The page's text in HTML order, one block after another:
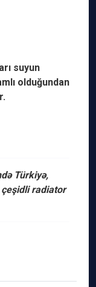
suyun
olduğundan
Türkiyə,
çeşidli radiator